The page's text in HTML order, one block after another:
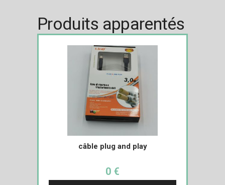
Produits apparentés
câble plug and play
0 €